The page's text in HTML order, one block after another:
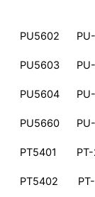
PU5602 PU-
PU5603 PU-
PU5604 PU-
PU5660 PU-
PT5401 PT-
PT5402 PT-